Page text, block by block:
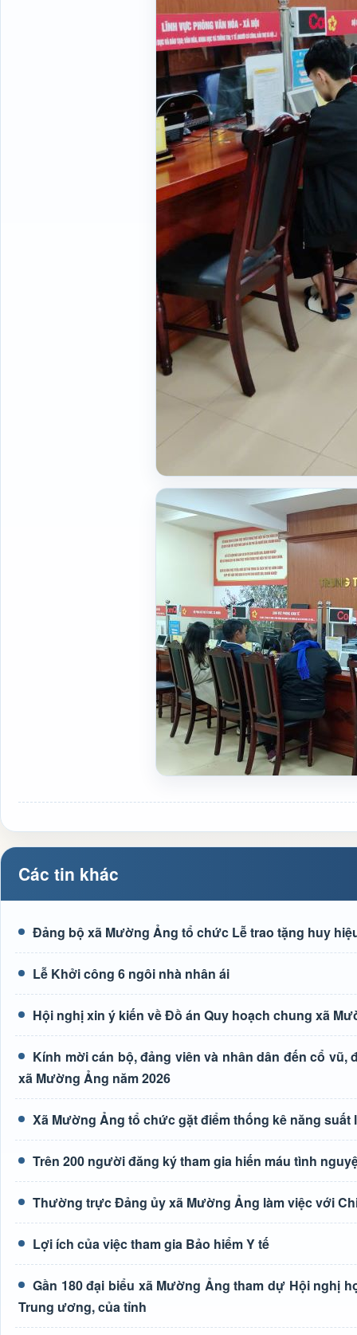
Các tin khác
Đảng bộ xã Mường Ảng tổ chức Lễ trao tặng huy
Lễ Khởi công 6 ngôi nhà nhân ái
Hội nghị xin ý kiến về Đồ án Quy hoạch chung xã
Kính mời cán bộ, đảng viên và nhân dân đến cổ
xã Mường Ảng năm 2026
Xã Mường Ảng tổ chức gặt điểm thống kê năng suất
Trên 200 người đăng ký tham gia hiến máu tình
Thường trực Đảng ủy xã Mường Ảng làm việc với
Lợi ích của việc tham gia Bảo hiểm Y tế
Gần 180 đại biểu xã Mường Ảng tham dự Hội nghị
Trung ương, của tỉnh